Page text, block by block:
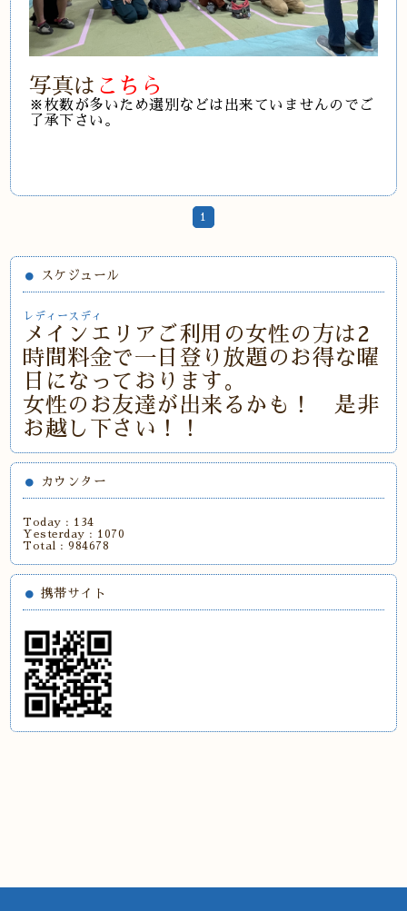
写真は こちら
※枚数が多いため選別などは出来ていませんのでご
了承下さい。
1
スケジュール
レディースディ
メインエリアご利用の女性の方は2
時間料金で一日登り放題のお得な曜
日になっております。
女性のお友達が出来るかも！ 是非
お越し下さい！！
カウンター
Today : 134
Yesterday : 1070
Total :984678
携帯サイト